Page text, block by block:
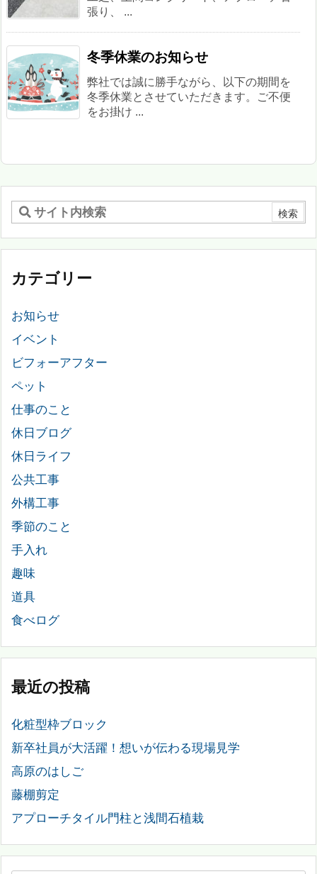
張り、 ...
冬季休業のお知らせ
弊社では誠に勝手ながら、以下の期間を
冬季休業とさせていただきます。ご不便
をお掛け ...
カテゴリー
お知らせ
イベント
ビフォーアフター
ペット
仕事のこと
休日ブログ
休日ライフ
公共工事
外構工事
季節のこと
手入れ
趣味
道具
食べログ
最近の投稿
化粧型枠ブロック
新卒社員が大活躍！想いが伝わる現場見学
高原のはしご
藤棚剪定
アプローチタイル門柱と浅間石植栽